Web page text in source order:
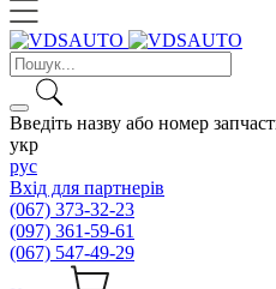
Введіть назву або номер
укр
рус
Вхід для партнерів
(067) 373-32-23
(097) 361-59-61
(067) 547-49-29